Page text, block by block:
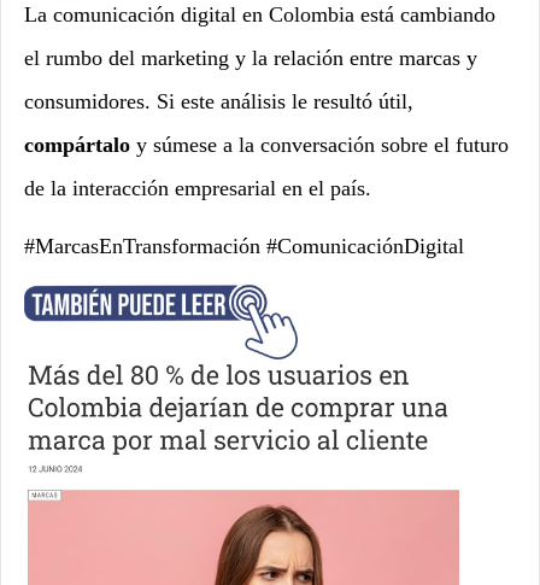
La comunicación digital en Colombia está cambiando
el rumbo del marketing y la relación entre marcas y
consumidores. Si este análisis le resultó útil,
compártalo y súmese a la conversación sobre el futuro
de la interacción empresarial en el país.
#MarcasEnTransformación #ComunicaciónDigital